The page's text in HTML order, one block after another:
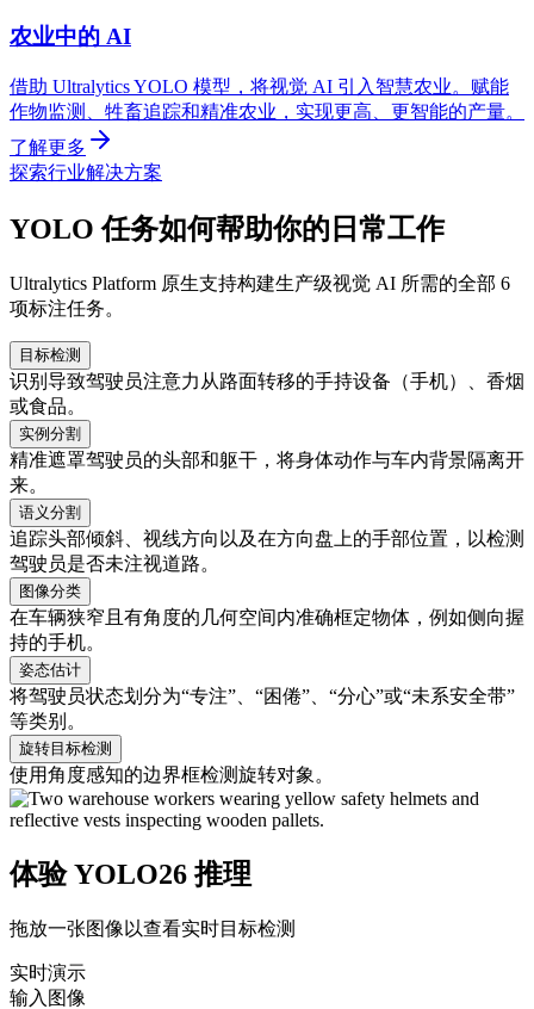
农业中的 AI
借助 Ultralytics YOLO 模型，将视觉 AI 引入智慧农业。赋能
作物监测、牲畜追踪和精准农业，实现更高、更智能的产量。
了解更多
探索行业解决方案
YOLO 任务如何帮助你的日常工作
Ultralytics Platform 原生支持构建生产级视觉 AI 所需的全部 6
项标注任务。
目标检测
识别导致驾驶员注意力从路面转移的手持设备（手机）、香烟
或食品。
实例分割
精准遮罩驾驶员的头部和躯干，将身体动作与车内背景隔离开
来。
语义分割
追踪头部倾斜、视线方向以及在方向盘上的手部位置，以检测
驾驶员是否未注视道路。
图像分类
在车辆狭窄且有角度的几何空间内准确框定物体，例如侧向握
持的手机。
姿态估计
将驾驶员状态划分为“专注”、“困倦”、“分心”或“未系安全带”
等类别。
旋转目标检测
使用角度感知的边界框检测旋转对象。
体验 YOLO26 推理
拖放一张图像以查看实时目标检测
实时演示
输入图像